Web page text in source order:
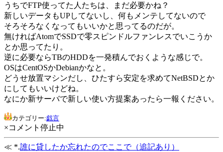
うちでFTP使ってた人たちは、まだ必要かね？
新しいデータもUPしてないし、何もメンテしてないので
そろそろなくなってもいいかと思ってるのだが。
無ければAtomでSSDで零スピンドルファンレスでいこうか
とか思ってたり。
逆に必要ならTBのHDDを一発積んでおくような感じで。
OSはCentOSかDebianかなと。
どうせ放置マシンだし、ひたすら安定を求めてNetBSDとか
にしてもいいけどね。
なにか新サーバで新しい使い方提案あったら一報ください。
カテゴリー:戯言
×コメント停止中
≪ *.誰に貸したか忘れたのでここで（追記あり）